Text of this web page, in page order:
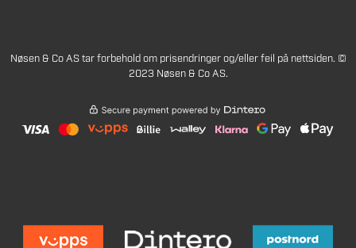
Nøsen & Co AS tar forbehold om prisendringer og/eller feil på nettsiden. ©
2023 Nøsen & Co AS.